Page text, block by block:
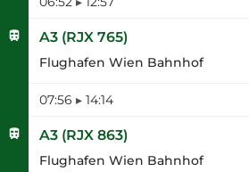
A3 (RJX 765)
Flughafen Wien Bahnhof
07:56 ▸ 14:14
A3 (RJX 863)
Flughafen Wien Bahnhof